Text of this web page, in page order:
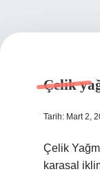
Çelik
Tarih: Mart 2,
Çelik
karasal